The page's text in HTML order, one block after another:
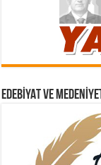
EDEBIYAT VE